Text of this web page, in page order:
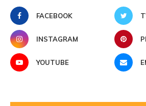
FACEBOOK
INSTAGRAM
YOUTUBE